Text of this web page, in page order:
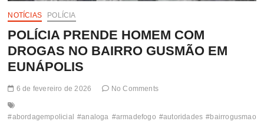
NOTÍCIAS POLÍCIA
POLÍCIA PRENDE HOMEM COM
DROGAS NO BAIRRO GUSMÃO EM
EUNÁPOLIS
6 de fevereiro de 2026 No Comments
#abordagempolicial #analoga #armadefogo #autoridades #bairrogusmao